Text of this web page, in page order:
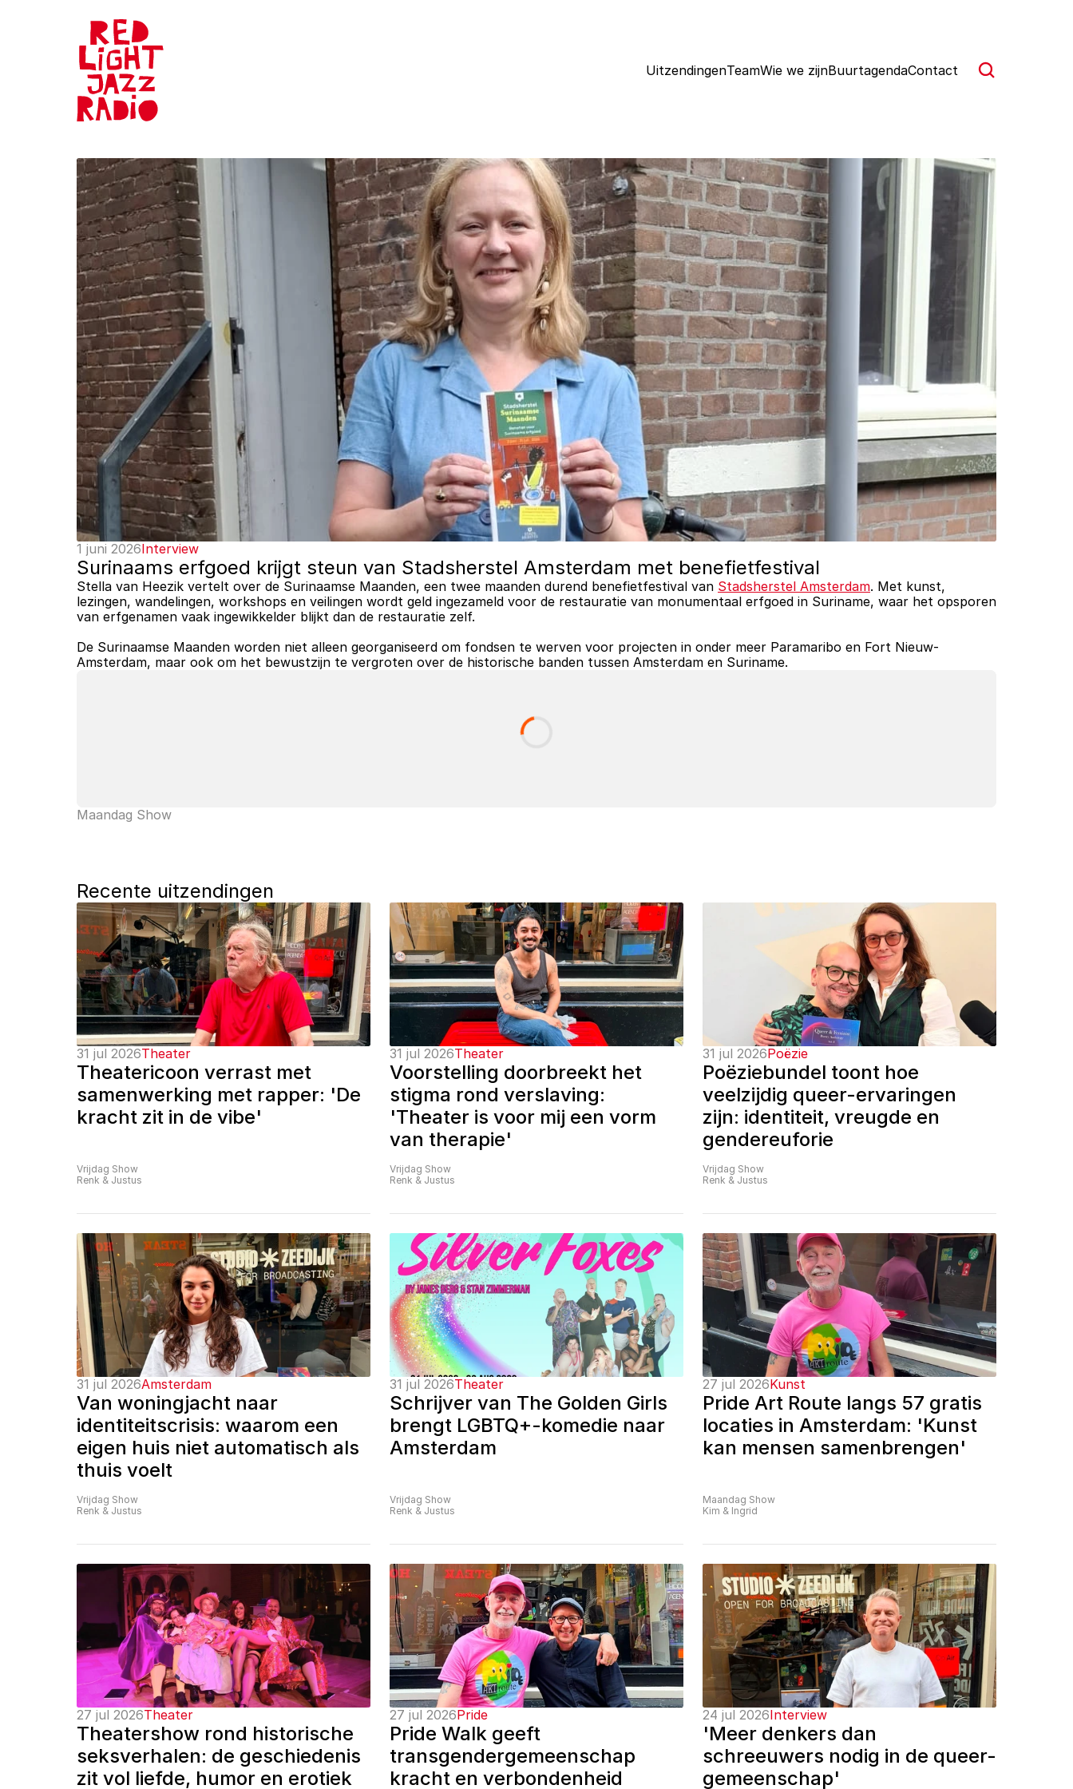
UitzendingenTeamWie we zijnBuurtagendaContact
1 juni 2026Interview
Surinaams erfgoed krijgt steun van Stadsherstel Amsterdam met benefietfestival
Stella van Heezik vertelt over de Surinaamse Maanden, een twee maanden durend benefietfestival van Stadsherstel Amsterdam. Met kunst,
lezingen, wandelingen, workshops en veilingen wordt geld ingezameld voor de restauratie van monumentaal erfgoed in Suriname, waar het opsporen
van erfgenamen vaak ingewikkelder blijkt dan de restauratie zelf.
De Surinaamse Maanden worden niet alleen georganiseerd om fondsen te werven voor projecten in onder meer Paramaribo en Fort Nieuw-
Amsterdam, maar ook om het bewustzijn te vergroten over de historische banden tussen Amsterdam en Suriname.
Maandag Show
Recente uitzendingen
31 jul 2026Theater
Theatericoon verrast met
samenwerking met rapper: 'De
kracht zit in de vibe'
Vrijdag Show
Renk & Justus
31 jul 2026Theater
Voorstelling doorbreekt het
stigma rond verslaving:
'Theater is voor mij een vorm
van therapie'
Vrijdag Show
Renk & Justus
31 jul 2026Poëzie
Poëziebundel toont hoe
veelzijdig queer-ervaringen
zijn: identiteit, vreugde en
gendereuforie
Vrijdag Show
Renk & Justus
31 jul 2026Amsterdam
Van woningjacht naar
identiteitscrisis: waarom een
eigen huis niet automatisch als
thuis voelt
Vrijdag Show
Renk & Justus
31 jul 2026Theater
Schrijver van The Golden Girls
brengt LGBTQ+-komedie naar
Amsterdam
Vrijdag Show
Renk & Justus
27 jul 2026Kunst
Pride Art Route langs 57 gratis
locaties in Amsterdam: 'Kunst
kan mensen samenbrengen'
Maandag Show
Kim & Ingrid
27 jul 2026Theater
Theatershow rond historische
seksverhalen: de geschiedenis
zit vol liefde, humor en erotiek
27 jul 2026Pride
Pride Walk geeft
transgendergemeenschap
kracht en verbondenheid
24 jul 2026Interview
'Meer denkers dan
schreeuwers nodig in de queer-
gemeenschap'